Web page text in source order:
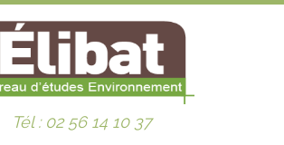
Tél : 02 56 14 10 37